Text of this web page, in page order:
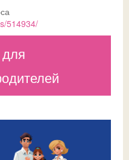
514934/